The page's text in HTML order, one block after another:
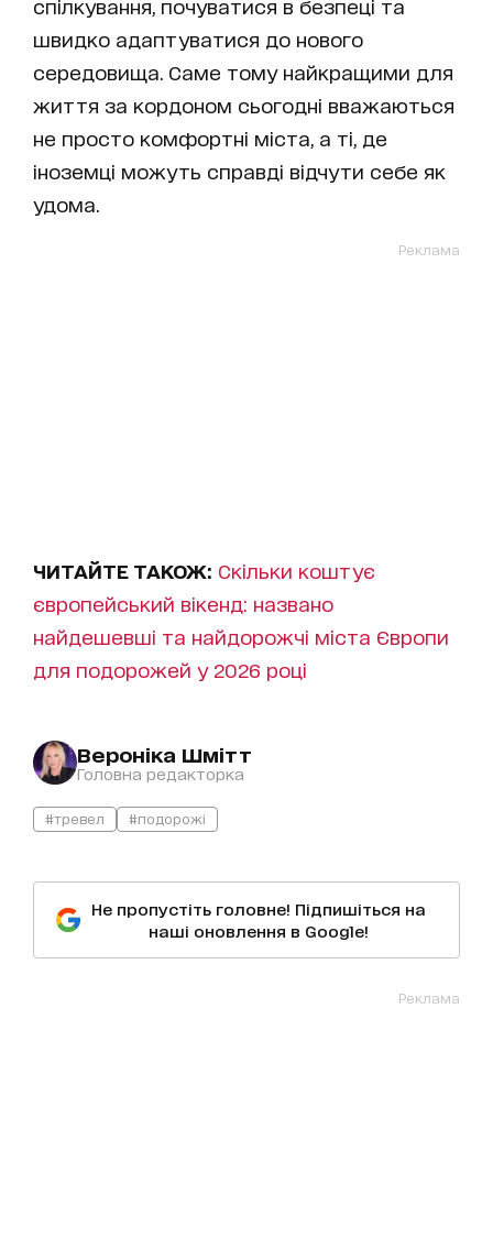
спілкування, почуватися в безпеці та
швидко адаптуватися до нового
середовища. Саме тому найкращими для
життя за кордоном сьогодні вважаються
не просто комфортні міста, а ті, де
іноземці можуть справді відчути себе як
удома.
Реклама
ЧИТАЙТЕ ТАКОЖ: Скільки коштує
європейський вікенд: названо
найдешевші та найдорожчі міста Європи
для подорожей у 2026 році
Вероніка Шмітт
Головна редакторка
#тревел #подорожі
Не пропустіть головне! Підпишіться на
наші оновлення в Google!
Реклама